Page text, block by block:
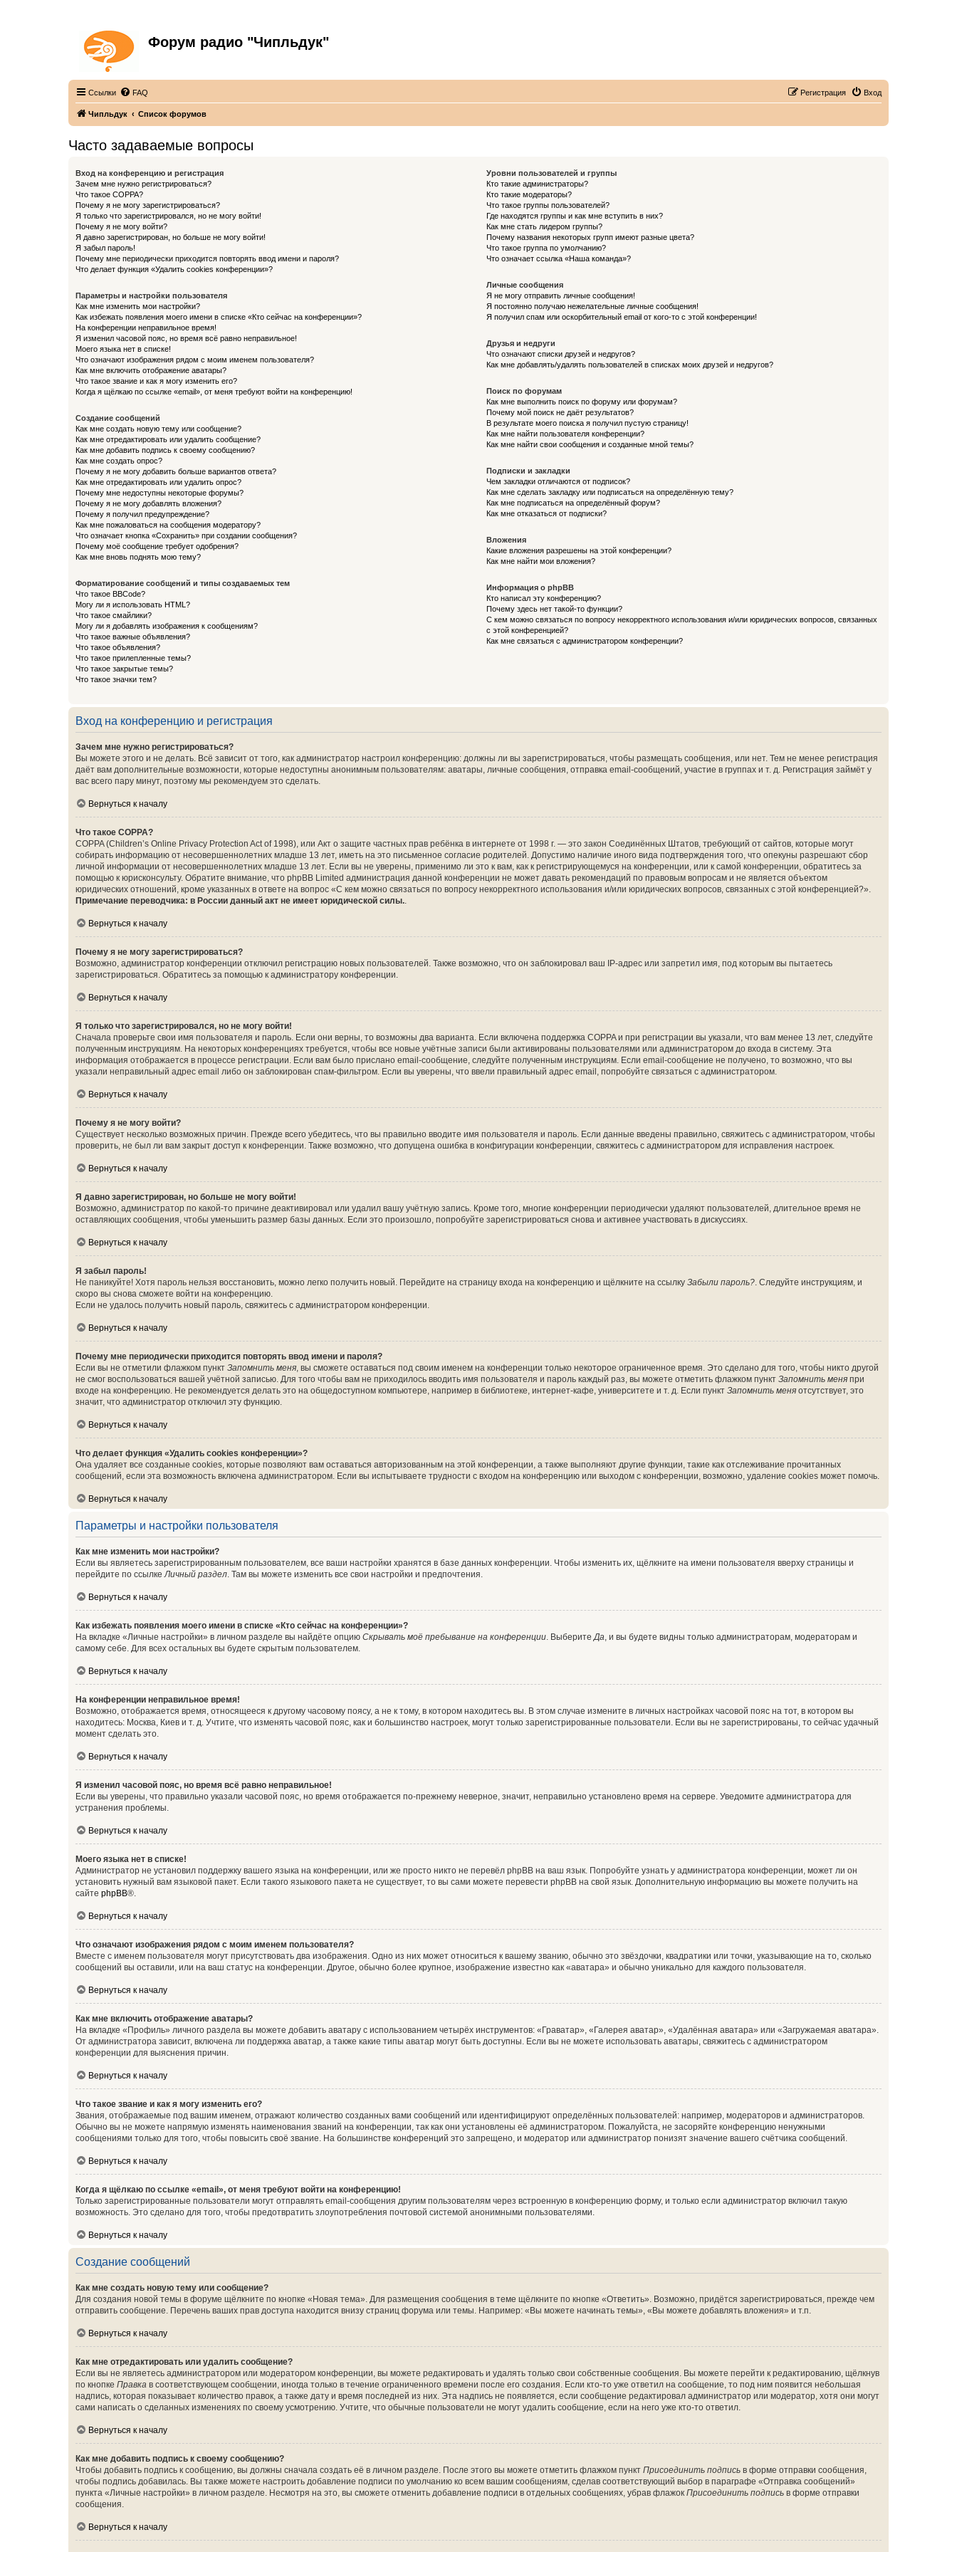
Форум радио "Чипльдук"
Ссылки FAQ Вход
Регистрация
Чипльдук Список форумов
Часто задаваемые вопросы
Вход на конференцию и регистрация
Зачем мне нужно регистрироваться?
Что такое COPPA?
Почему я не могу зарегистрироваться?
Я только что зарегистрировался, но не могу войти!
Почему я не могу войти?
Я давно зарегистрирован, но больше не могу войти!
Я забыл пароль!
Почему мне периодически приходится повторять ввод имени и пароля?
Что делает функция «Удалить cookies конференции»?
Параметры и настройки пользователя
Как мне изменить мои настройки?
Как избежать появления моего имени в списке «Кто сейчас на конференции»?
На конференции неправильное время!
Я изменил часовой пояс, но время всё равно неправильное!
Моего языка нет в списке!
Что означают изображения рядом с моим именем пользователя?
Как мне включить отображение аватары?
Что такое звание и как я могу изменить его?
Когда я щёлкаю по ссылке «email», от меня требуют войти на конференцию!
Создание сообщений
Как мне создать новую тему или сообщение?
Как мне отредактировать или удалить сообщение?
Как мне добавить подпись к своему сообщению?
Как мне создать опрос?
Почему я не могу добавить больше вариантов ответа?
Как мне отредактировать или удалить опрос?
Почему мне недоступны некоторые форумы?
Почему я не могу добавлять вложения?
Почему я получил предупреждение?
Как мне пожаловаться на сообщения модератору?
Что означает кнопка «Сохранить» при создании сообщения?
Почему моё сообщение требует одобрения?
Как мне вновь поднять мою тему?
Форматирование сообщений и типы создаваемых тем
Что такое BBCode?
Могу ли я использовать HTML?
Что такое смайлики?
Могу ли я добавлять изображения к сообщениям?
Что такое важные объявления?
Что такое объявления?
Что такое прилепленные темы?
Что такое закрытые темы?
Что такое значки тем?
Уровни пользователей и группы
Кто такие администраторы?
Кто такие модераторы?
Что такое группы пользователей?
Где находятся группы и как мне вступить в них?
Как мне стать лидером группы?
Почему названия некоторых групп имеют разные цвета?
Что такое группа по умолчанию?
Что означает ссылка «Наша команда»?
Личные сообщения
Я не могу отправить личные сообщения!
Я постоянно получаю нежелательные личные сообщения!
Я получил спам или оскорбительный email от кого-то с этой конференции!
Друзья и недруги
Что означают списки друзей и недругов?
Как мне добавлять/удалять пользователей в списках моих друзей и недругов?
Поиск по форумам
Как мне выполнить поиск по форуму или форумам?
Почему мой поиск не даёт результатов?
В результате моего поиска я получил пустую страницу!
Как мне найти пользователя конференции?
Как мне найти свои сообщения и созданные мной темы?
Подписки и закладки
Чем закладки отличаются от подписок?
Как мне сделать закладку или подписаться на определённую тему?
Как мне подписаться на определённый форум?
Как мне отказаться от подписки?
Вложения
Какие вложения разрешены на этой конференции?
Как мне найти мои вложения?
Информация о phpBB
Кто написал эту конференцию?
Почему здесь нет такой-то функции?
С кем можно связаться по вопросу некорректного использования и/или юридических вопросов, связанных
с этой конференцией?
Как мне связаться с администратором конференции?
Вход на конференцию и регистрация
Зачем мне нужно регистрироваться?
Вы можете этого и не делать. Всё зависит от того, как администратор настроил конференцию: должны ли вы зарегистрироваться, чтобы размещать сообщения, или нет. Тем не менее регистрация
даёт вам дополнительные возможности, которые недоступны анонимным пользователям: аватары, личные сообщения, отправка email-сообщений, участие в группах и т. д. Регистрация займёт у
вас всего пару минут, поэтому мы рекомендуем это сделать.
Вернуться к началу
Что такое COPPA?
COPPA (Children’s Online Privacy Protection Act of 1998), или Акт о защите частных прав ребёнка в интернете от 1998 г. — это закон Соединённых Штатов, требующий от сайтов, которые могут
собирать информацию от несовершеннолетних младше 13 лет, иметь на это письменное согласие родителей. Допустимо наличие иного вида подтверждения того, что опекуны разрешают сбор
личной информации от несовершеннолетних младше 13 лет. Если вы не уверены, применимо ли это к вам, как к регистрирующемуся на конференции, или к самой конференции, обратитесь за
помощью к юрисконсульту. Обратите внимание, что phpBB Limited администрация данной конференции не может давать рекомендаций по правовым вопросам и не является объектом
юридических отношений, кроме указанных в ответе на вопрос «С кем можно связаться по вопросу некорректного использования и/или юридических вопросов, связанных с этой конференцией?».
Примечание переводчика: в России данный акт не имеет юридической силы..
Вернуться к началу
Почему я не могу зарегистрироваться?
Возможно, администратор конференции отключил регистрацию новых пользователей. Также возможно, что он заблокировал ваш IP-адрес или запретил имя, под которым вы пытаетесь
зарегистрироваться. Обратитесь за помощью к администратору конференции.
Вернуться к началу
Я только что зарегистрировался, но не могу войти!
Сначала проверьте свои имя пользователя и пароль. Если они верны, то возможны два варианта. Если включена поддержка COPPA и при регистрации вы указали, что вам менее 13 лет, следуйте
полученным инструкциям. На некоторых конференциях требуется, чтобы все новые учётные записи были активированы пользователями или администратором до входа в систему. Эта
информация отображается в процессе регистрации. Если вам было прислано email-сообщение, следуйте полученным инструкциям. Если email-сообщение не получено, то возможно, что вы
указали неправильный адрес email либо он заблокирован спам-фильтром. Если вы уверены, что ввели правильный адрес email, попробуйте связаться с администратором.
Вернуться к началу
Почему я не могу войти?
Существует несколько возможных причин. Прежде всего убедитесь, что вы правильно вводите имя пользователя и пароль. Если данные введены правильно, свяжитесь с администратором, чтобы
проверить, не был ли вам закрыт доступ к конференции. Также возможно, что допущена ошибка в конфигурации конференции, свяжитесь с администратором для исправления настроек.
Вернуться к началу
Я давно зарегистрирован, но больше не могу войти!
Возможно, администратор по какой-то причине деактивировал или удалил вашу учётную запись. Кроме того, многие конференции периодически удаляют пользователей, длительное время не
оставляющих сообщения, чтобы уменьшить размер базы данных. Если это произошло, попробуйте зарегистрироваться снова и активнее участвовать в дискуссиях.
Вернуться к началу
Я забыл пароль!
Не паникуйте! Хотя пароль нельзя восстановить, можно легко получить новый. Перейдите на страницу входа на конференцию и щёлкните на ссылку Забыли пароль?. Следуйте инструкциям, и
скоро вы снова сможете войти на конференцию.
Если не удалось получить новый пароль, свяжитесь с администратором конференции.
Вернуться к началу
Почему мне периодически приходится повторять ввод имени и пароля?
Если вы не отметили флажком пункт Запомнить меня, вы сможете оставаться под своим именем на конференции только некоторое ограниченное время. Это сделано для того, чтобы никто другой
не смог воспользоваться вашей учётной записью. Для того чтобы вам не приходилось вводить имя пользователя и пароль каждый раз, вы можете отметить флажком пункт Запомнить меня при
входе на конференцию. Не рекомендуется делать это на общедоступном компьютере, например в библиотеке, интернет-кафе, университете и т. д. Если пункт Запомнить меня отсутствует, это
значит, что администратор отключил эту функцию.
Вернуться к началу
Что делает функция «Удалить cookies конференции»?
Она удаляет все созданные cookies, которые позволяют вам оставаться авторизованным на этой конференции, а также выполняют другие функции, такие как отслеживание прочитанных
сообщений, если эта возможность включена администратором. Если вы испытываете трудности с входом на конференцию или выходом с конференции, возможно, удаление cookies может помочь.
Вернуться к началу
Параметры и настройки пользователя
Как мне изменить мои настройки?
Если вы являетесь зарегистрированным пользователем, все ваши настройки хранятся в базе данных конференции. Чтобы изменить их, щёлкните на имени пользователя вверху страницы и
перейдите по ссылкеЛичный раздел. Там вы можете изменить все свои настройки и предпочтения.
Вернуться к началу
Как избежать появления моего имени в списке «Кто сейчас на конференции»?
На вкладке «Личные настройки» в личном разделе вы найдёте опцию Скрывать моё пребывание на конференции. ВыберитеДа, и вы будете видны только администраторам, модераторам и
самому себе. Для всех остальных вы будете скрытым пользователем.
Вернуться к началу
На конференции неправильное время!
Возможно, отображается время, относящееся к другому часовому поясу, а не к тому, в котором находитесь вы. В этом случае измените в личных настройках часовой пояс на тот, в котором вы
находитесь: Москва, Киев и т. д. Учтите, что изменять часовой пояс, как и большинство настроек, могут только зарегистрированные пользователи. Если вы не зарегистрированы, то сейчас удачный
момент сделать это.
Вернуться к началу
Я изменил часовой пояс, но время всё равно неправильное!
Если вы уверены, что правильно указали часовой пояс, но время отображается по-прежнему неверное, значит, неправильно установлено время на сервере. Уведомите администратора для
устранения проблемы.
Вернуться к началу
Моего языка нет в списке!
Администратор не установил поддержку вашего языка на конференции, или же просто никто не перевёл phpBB на ваш язык. Попробуйте узнать у администратора конференции, может ли он
установить нужный вам языковой пакет. Если такого языкового пакета не существует, то вы сами можете перевести phpBB на свой язык. Дополнительную информацию вы можете получить на
сайте phpBB®.
Вернуться к началу
Что означают изображения рядом с моим именем пользователя?
Вместе с именем пользователя могут присутствовать два изображения. Одно из них может относиться к вашему званию, обычно это звёздочки, квадратики или точки, указывающие на то, сколько
сообщений вы оставили, или на ваш статус на конференции. Другое, обычно более крупное, изображение известно как «аватара» и обычно уникально для каждого пользователя.
Вернуться к началу
Как мне включить отображение аватары?
На вкладке «Профиль» личного раздела вы можете добавить аватару с использованием четырёх инструментов: «Граватар», «Галерея аватар», «Удалённая аватара» или «Загружаемая аватара».
От администратора зависит, включена ли поддержка аватар, а также какие типы аватар могут быть доступны. Если вы не можете использовать аватары, свяжитесь с администратором
конференции для выяснения причин.
Вернуться к началу
Что такое звание и как я могу изменить его?
Звания, отображаемые под вашим именем, отражают количество созданных вами сообщений или идентифицируют определённых пользователей: например, модераторов и администраторов.
Обычно вы не можете напрямую изменять наименования званий на конференции, так как они установлены её администратором. Пожалуйста, не засоряйте конференцию ненужными
сообщениями только для того, чтобы повысить своё звание. На большинстве конференций это запрещено, и модератор или администратор понизят значение вашего счётчика сообщений.
Вернуться к началу
Когда я щёлкаю по ссылке «email», от меня требуют войти на конференцию!
Только зарегистрированные пользователи могут отправлять email-сообщения другим пользователям через встроенную в конференцию форму, и только если администратор включил такую
возможность. Это сделано для того, чтобы предотвратить злоупотребления почтовой системой анонимными пользователями.
Вернуться к началу
Создание сообщений
Как мне создать новую тему или сообщение?
Для создания новой темы в форуме щёлкните по кнопке «Новая тема». Для размещения сообщения в теме щёлкните по кнопке «Ответить». Возможно, придётся зарегистрироваться, прежде чем
отправить сообщение. Перечень ваших прав доступа находится внизу страниц форума или темы. Например: «Вы можете начинать темы», «Вы можете добавлять вложения» и т.п.
Вернуться к началу
Как мне отредактировать или удалить сообщение?
Если вы не являетесь администратором или модератором конференции, вы можете редактировать и удалять только свои собственные сообщения. Вы можете перейти к редактированию, щёлкнув
по кнопке Правка в соответствующем сообщении, иногда только в течение ограниченного времени после его создания. Если кто-то уже ответил на сообщение, то под ним появится небольшая
надпись, которая показывает количество правок, а также дату и время последней из них. Эта надпись не появляется, если сообщение редактировал администратор или модератор, хотя они могут
сами написать о сделанных изменениях по своему усмотрению. Учтите, что обычные пользователи не могут удалить сообщение, если на него уже кто-то ответил.
Вернуться к началу
Как мне добавить подпись к своему сообщению?
Чтобы добавить подпись к сообщению, вы должны сначала создать её в личном разделе. После этого вы можете отметить флажком пункт Присоединить подпись в форме отправки сообщения,
чтобы подпись добавилась. Вы также можете настроить добавление подписи по умолчанию ко всем вашим сообщениям, сделав соответствующий выбор в параграфе «Отправка сообщений»
пункта «Личные настройки» в личном разделе. Несмотря на это, вы сможете отменить добавление подписи в отдельных сообщениях, убрав флажок Присоединить подпись в форме отправки
сообщения.
Вернуться к началу